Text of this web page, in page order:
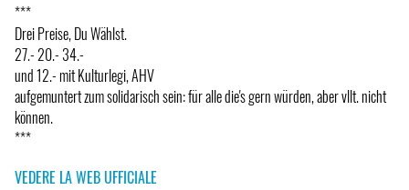
***
Drei Preise, Du Wählst.
27.- 20.- 34.-
und 12.- mit Kulturlegi, AHV
aufgemuntert zum solidarisch sein: für alle die's gern würden, aber vllt. nicht
können.
***
VEDERE LA WEB UFFICIALE